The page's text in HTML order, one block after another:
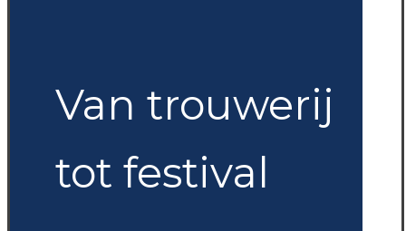
Van trouwerij
tot festival